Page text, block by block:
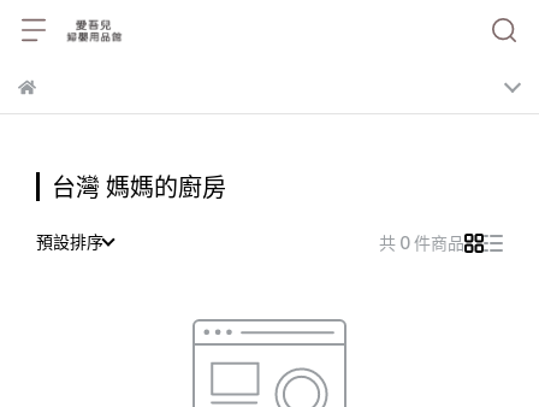
台灣 媽媽的廚房
預設排序 共 0 件商品